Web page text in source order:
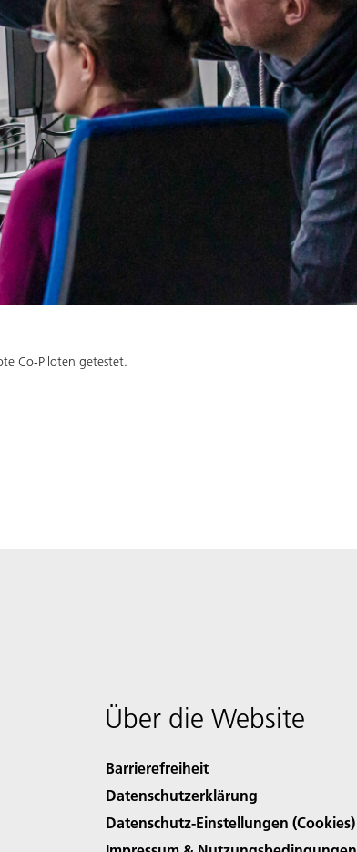
Co-Piloten getestet.
Über die Website
Barrierefreiheit
Datenschutzerklärung
Datenschutz-Einstellungen (Cookies)